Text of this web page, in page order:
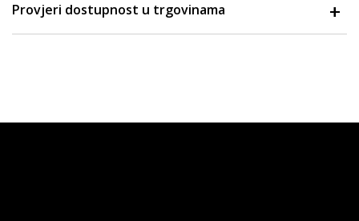
Provjeri dostupnost u trgovinama